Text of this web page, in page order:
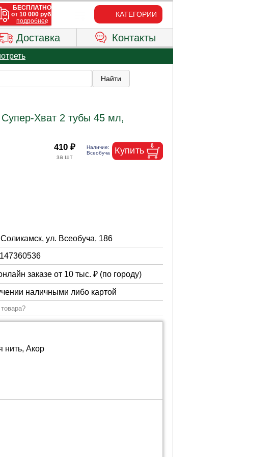
КАТЕГОРИИ
Доставка Контакты
Хват 2 тубы 45 мл,
410 ₽
ул. Всеобуча, 186
заказе от 10 тыс. ₽ (по городу)
наличными либо картой
нить, Акор